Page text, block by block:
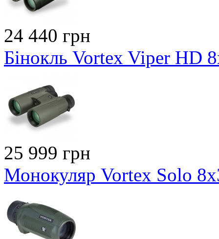
24 440 грн
Бінокль Vortex Viper HD
25 999 грн
Монокуляр Vortex Solo